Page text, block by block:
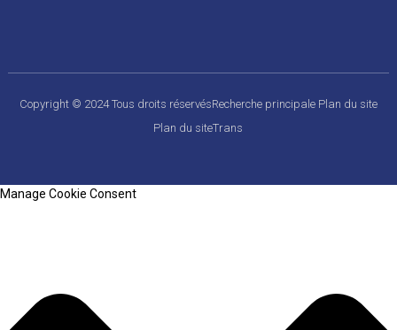
Copyright © 2024 Tous droits réservésRecherche principale Plan du site
Plan du siteTrans
Manage Cookie Consent